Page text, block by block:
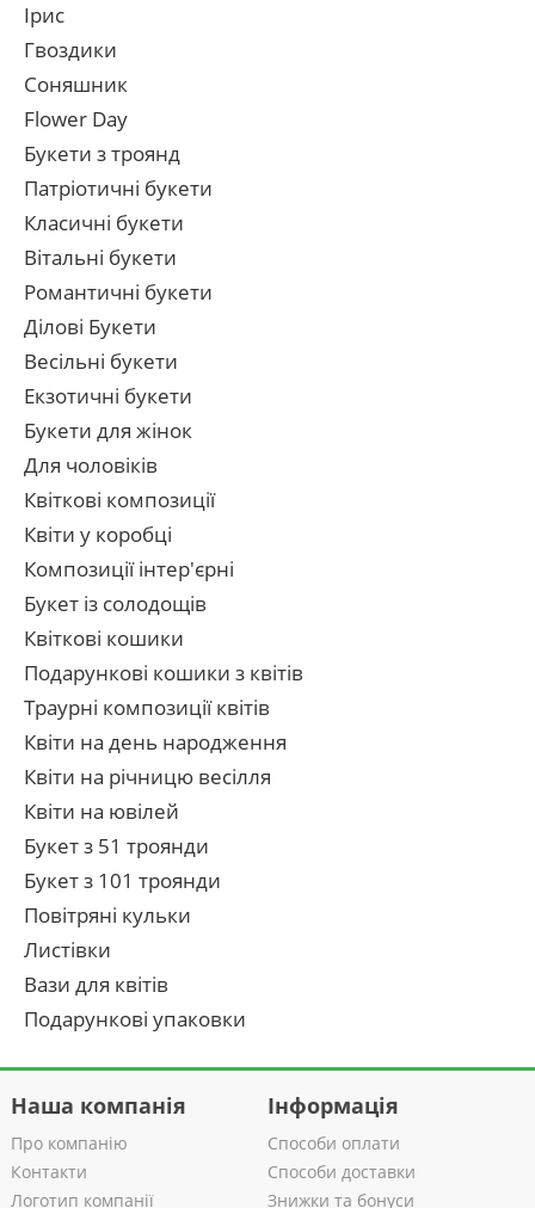
Ірис
Гвоздики
Соняшник
Flower Day
Букети з троянд
Патріотичні букети
Класичні букети
Вітальні букети
Романтичні букети
Ділові Букети
Весільні букети
Екзотичні букети
Букети для жінок
Для чоловіків
Квіткові композиції
Квіти у коробці
Композиції інтер'єрні
Букет із солодощів
Квіткові кошики
Подарункові кошики з квітів
Траурні композиції квітів
Квіти на день народження
Квіти на річницю весілля
Квіти на ювілей
Букет з 51 троянди
Букет з 101 троянди
Повітряні кульки
Листівки
Вази для квітів
Подарункові упаковки
Наша компанія
Про компанію
Контакти
Логотип компанії
Інформація
Способи оплати
Способи доставки
Знижки та бонуси